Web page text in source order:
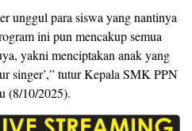
unggul para siswa yang nantinya
ini pun mencakup semua
yakni menciptakan anak yang
singer’,” tutur Kepala SMK PPN
(8/10/2025).